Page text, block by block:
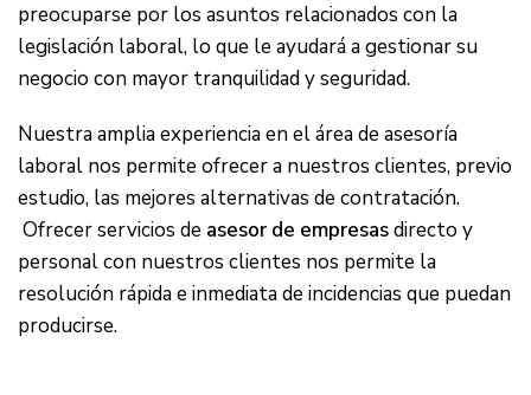
preocuparse por los asuntos relacionados con la
legislación laboral, lo que le ayudará a gestionar su
negocio con mayor tranquilidad y seguridad.
Nuestra amplia experiencia en el área de asesoría
laboral nos permite ofrecer a nuestros clientes, previo
estudio, las mejores alternativas de contratación.
Ofrecer servicios de asesor de empresasdirecto y
personal con nuestros clientes nos permite la
resolución rápida e inmediata de incidencias que puedan
producirse.